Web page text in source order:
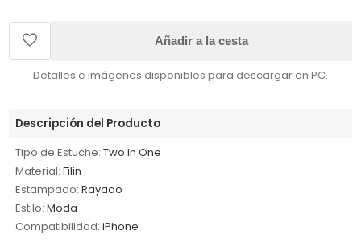
Añadir a la cesta
Detalles e imágenes disponibles para descargar en PC.
Descripción del Producto
Tipo de Estuche: Two In One
Material: Filin
Estampado: Rayado
Estilo: Moda
Compatibilidad: iPhone